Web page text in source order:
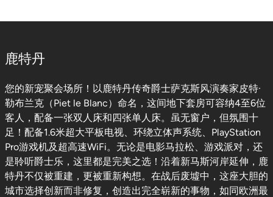
鹿特丹
您的新宠聚会场所！以鹿特丹传奇爵士萨克斯风演奏家皮特·
勒布兰克（Piet le Blanc）命名，这间地下套房可容纳4至6位
客人，配备一张双人床和四张单人床。虽无窗户，但氛围十
足！配备1.6米超大平板电视、环绕立体声系统、PlayStation
Pro游戏机及超高速WiFi。无论是电影马拉松、游戏派对，还
是聆听爵士乐，这里都是完美之选！沿着新马斯河岸延伸，鹿
特丹不仅被重建，更被重新构想。在战后废墟中，这座大胆的
城市选择创新而非修复，创造出完全崭新的事物，如同欧洲最